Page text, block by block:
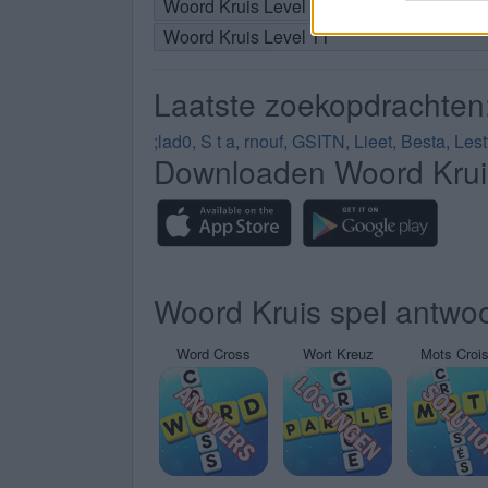
Woord Kruis Level 10
Woord Kruis Level 11
Laatste
;lad0, S t a, rnouf, GSITN, Lieet, Besta,
Downloaden Woord
Woord Kruis spel
Word Cross Wort Kreuz Mots